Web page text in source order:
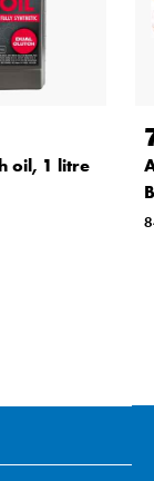
oil, 1 litre